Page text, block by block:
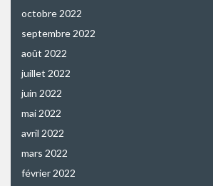
octobre 2022
septembre 2022
août 2022
juillet 2022
juin 2022
mai 2022
avril 2022
mars 2022
février 2022